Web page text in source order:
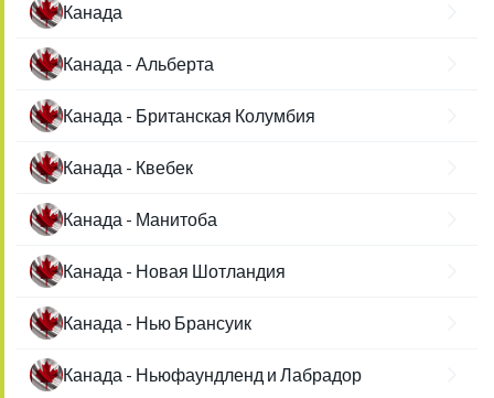
Канада
Канада - Альберта
Канада - Британская Колумбия
Канада - Квебек
Канада - Манитоба
Канада - Новая Шотландия
Канада - Нью Брансуик
Канада - Ньюфаундленд и Лабрадор